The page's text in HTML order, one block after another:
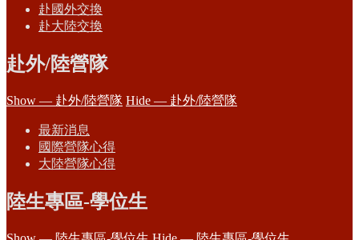
赴國外交換
赴大陸交換
赴外/陸營隊
Show — 赴外/陸營隊 Hide — 赴外/陸營隊
最新消息
國際營隊心得
大陸營隊心得
陸生專區-學位生